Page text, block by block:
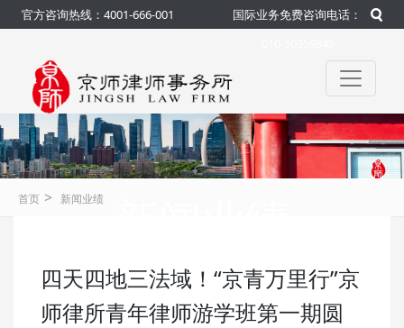
官方咨询热线：4001-666-001
国际业务免费咨询电话：
官方 咨询热线：4001-666-001
首页 > 新闻业绩
四天四地三法域！“京青万里行”京
师律所青年律师游学班第一期圆